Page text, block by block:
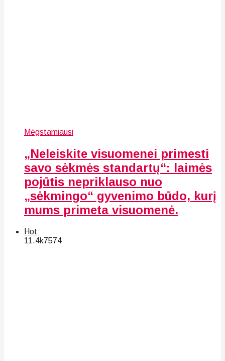
Mėgstamiausi
„Neleiskite visuomenei primesti
savo sėkmės standartų“: laimės
pojūtis nepriklauso nuo
„sėkmingo“ gyvenimo būdo, kurį
mums primeta visuomenė.
Hot
11.4k7574